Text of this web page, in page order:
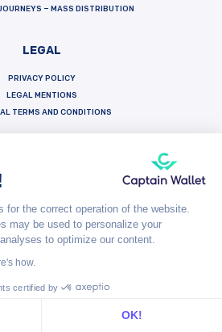
– MASS DISTRIBUTION
LEGAL
PRIVACY POLICY
LEGAL MENTIONS
TERMS AND CONDITIONS
heart by Carving Labs - 106 Blvd Haussmann - 75008 - Paris
2023General Terms and Conditions
for the correct operation of the website.
may be used to personalize your
to optimize our content.
how.
certified by
OK!